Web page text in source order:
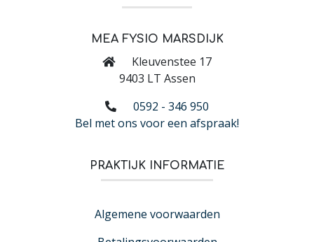
MEA FYSIO MARSDIJK
Kleuvenstee 17
9403 LT Assen
0592 - 346 950
Bel met ons voor een afspraak!
PRAKTIJK INFORMATIE
Algemene voorwaarden